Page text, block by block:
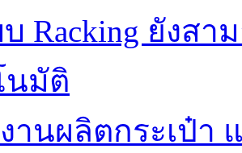
Racking ยังส
นมัติ
านผลิตกระเป๋า